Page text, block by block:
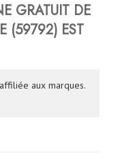
GRATUIT DE
(59792) EST
aux marques.